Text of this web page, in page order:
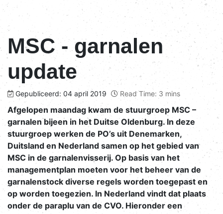
MSC - garnalen
update
Gepubliceerd: 04 april 2019 Read Time: 3 mins
Afgelopen maandag kwam de stuurgroep MSC –
garnalen bijeen in het Duitse Oldenburg. In deze
stuurgroep werken de PO’s uit Denemarken,
Duitsland en Nederland samen op het gebied van
MSC in de garnalenvisserij. Op basis van het
managementplan moeten voor het beheer van de
garnalenstock diverse regels worden toegepast en
op worden toegezien. In Nederland vindt dat plaats
onder de paraplu van de CVO. Hieronder een